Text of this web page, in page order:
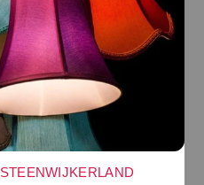
STEENWIJKERLAND